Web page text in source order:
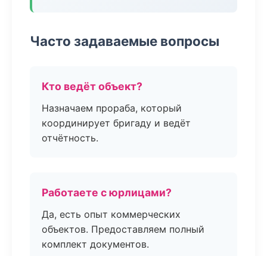
Часто задаваемые вопросы
Кто ведёт объект?
Назначаем прораба, который
координирует бригаду и ведёт
отчётность.
Работаете с юрлицами?
Да, есть опыт коммерческих
объектов. Предоставляем полный
комплект документов.